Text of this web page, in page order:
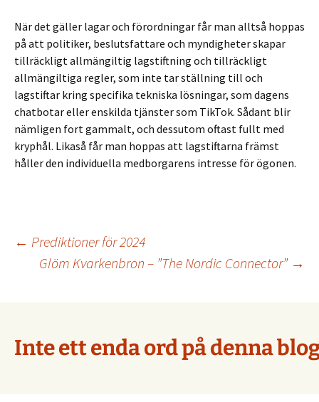
När det gäller lagar och förordningar får man alltså hoppas
på att politiker, beslutsfattare och myndigheter skapar
tillräckligt allmängiltig lagstiftning och tillräckligt
allmängiltiga regler, som inte tar ställning till och
lagstiftar kring specifika tekniska lösningar, som dagens
chatbotar eller enskilda tjänster som TikTok. Sådant blir
nämligen fort gammalt, och dessutom oftast fullt med
kryphål. Likaså får man hoppas att lagstiftarna främst
håller den individuella med­borgarens intresse för ögonen.
Inläggsnavigering
← Prediktioner för 2024
Glöm Kvarkenbron – ”The Nordic Connector” →
Inte ett enda ord på denna